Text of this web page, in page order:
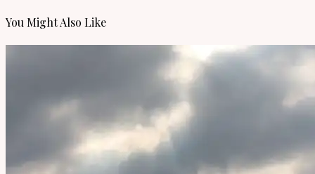
You Might Also Like